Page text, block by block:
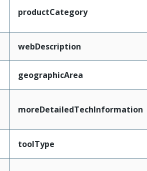
productCategory
webDescription
geographicArea
moreDetailedTechInformation
toolType